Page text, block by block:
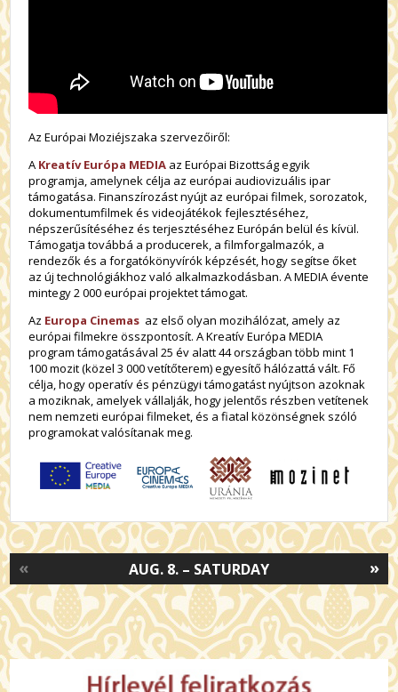
Az Európai Moziéjszaka szervezőiről:
A Kreatív Európa MEDIA az Európai Bizottság egyik
programja, amelynek célja az európai audiovizuális ipar
támogatása. Finanszírozást nyújt az európai filmek, sorozatok,
dokumentumfilmek és videojátékok fejlesztéséhez,
népszerűsítéséhez és terjesztéséhez Európán belül és kívül.
Támogatja továbbá a producerek, a filmforgalmazók, a
rendezők és a forgatókönyvírók képzését, hogy segítse őket
az új technológiákhoz való alkalmazkodásban. A MEDIA évente
mintegy 2 000 európai projektet támogat.
Az Europa Cinemas az első olyan mozihálózat, amely az
európai filmekre összpontosít. A Kreatív Európa MEDIA
program támogatásával 25 év alatt 44 országban több mint 1
100 mozit (közel 3 000 vetítőterem) egyesítő hálózattá vált. Fő
célja, hogy operatív és pénzügyi támogatást nyújtson azoknak
a moziknak, amelyek vállalják, hogy jelentős részben vetítenek
nem nemzeti európai filmeket, és a fiatal közönségnek szóló
programokat valósítanak meg.
»
AUG. 8. – SATURDAY
«